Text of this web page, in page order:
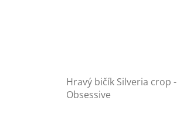
Hravý bičík Silveria crop -
Obsessive